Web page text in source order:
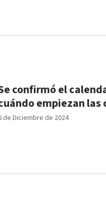
de Diciembre de 2024
confirmó el
empiezan las